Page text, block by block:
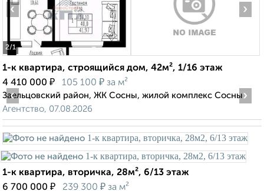
2/1
‹ ›
1-к квартира, строящийся дом, 42м², 1/16 этаж
4 410 000 ₽ 105 100 ₽ за м²
Заельцовский район, ЖК Сосны, жилой комплекс Сосны
Агентство, 07.08.2026
‹ ›
1-к квартира, вторичка, 28м², 6/13 этаж
6 700 000 ₽ 239 300 ₽ за м²